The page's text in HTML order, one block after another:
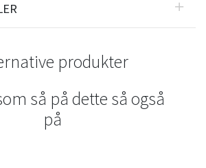
produkter
så på dette så også
på